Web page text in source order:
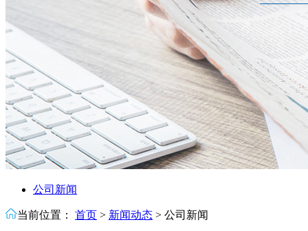
公司新闻
当前位置： 首页 > 新闻动态 > 公司新闻